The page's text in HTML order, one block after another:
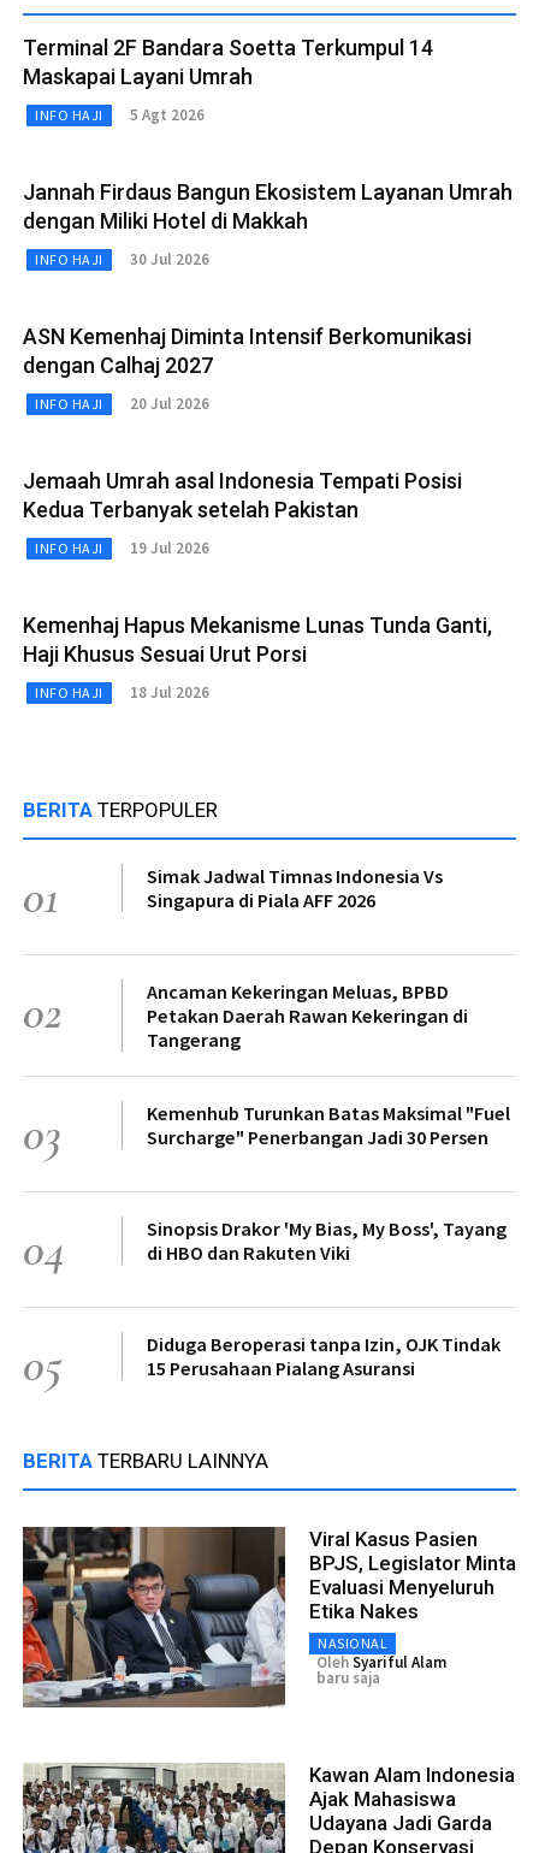
Terminal 2F Bandara Soetta Terkumpul 14
Maskapai Layani Umrah
INFO HAJI 5 Agt 2026
Jannah Firdaus Bangun Ekosistem Layanan Umrah
dengan Miliki Hotel di Makkah
INFO HAJI 30 Jul 2026
ASN Kemenhaj Diminta Intensif Berkomunikasi
dengan Calhaj 2027
INFO HAJI 20 Jul 2026
Jemaah Umrah asal Indonesia Tempati Posisi
Kedua Terbanyak setelah Pakistan
INFO HAJI 19 Jul 2026
Kemenhaj Hapus Mekanisme Lunas Tunda Ganti,
Haji Khusus Sesuai Urut Porsi
INFO HAJI 18 Jul 2026
BERITA TERPOPULER
01
Simak Jadwal Timnas Indonesia Vs
Singapura di Piala AFF 2026
02
Ancaman Kekeringan Meluas, BPBD
Petakan Daerah Rawan Kekeringan di
Tangerang
03
Kemenhub Turunkan Batas Maksimal "Fuel
Surcharge" Penerbangan Jadi 30 Persen
04
Sinopsis Drakor 'My Bias, My Boss', Tayang
di HBO dan Rakuten Viki
05
Diduga Beroperasi tanpa Izin, OJK Tindak
15 Perusahaan Pialang Asuransi
BERITA TERBARU LAINNYA
Viral Kasus Pasien
BPJS, Legislator Minta
Evaluasi Menyeluruh
Etika Nakes
NASIONAL
OlehSyariful Alam
baru saja
Kawan Alam Indonesia
Ajak Mahasiswa
Udayana Jadi Garda
Depan Konservasi